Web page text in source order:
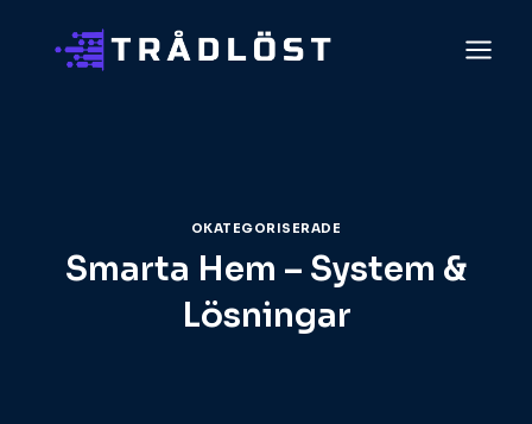
OKATEGORISERADE
Smarta Hem – System &
Lösningar